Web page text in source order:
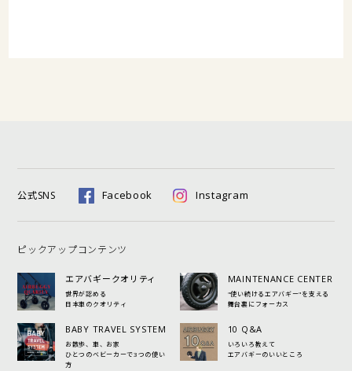
公式SNS Facebook Instagram
ピックアップコンテンツ
エアバギークオリティ
世界が認める
日本車のクオリティ
MAINTENANCE CENTER
"使い続けるエアバギー"を支える
舞台裏にフォーカス
BABY TRAVEL SYSTEM
お散歩、車、お家
ひとつのベビーカーで3つの使い
方
10 Q&A
いろいろ教えて
エアバギーのいいところ